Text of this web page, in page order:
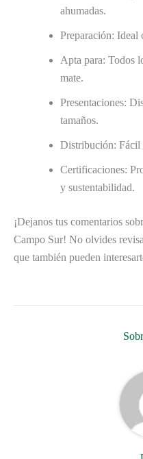
ahumadas.
Preparación: Ideal
Apta para: Todos
mate.
Presentaciones:
tamaños.
Distribución: Fácil
Certificaciones:
y sustentabilidad.
¡Dejanos tus comentarios
Campo Sur! No olvides
que también pueden